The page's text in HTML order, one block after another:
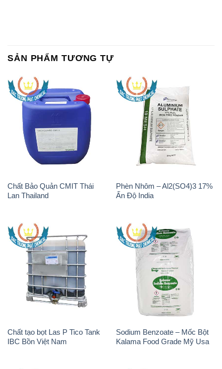
SẢN PHẨM TƯƠNG TỰ
Chất Bảo Quản CMIT Thái
Lan Thailand
Phèn Nhôm – Al2(SO4)3 17%
Ấn Độ India
Chất tạo bọt Las P Tico Tank
IBC Bồn Việt Nam
Sodium Benzoate – Mốc Bột
Kalama Food Grade Mỹ Usa